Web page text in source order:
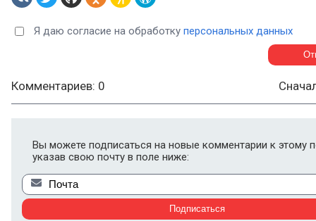
Я даю согласие на обработку персональных данных
Комментариев: 0
Вы можете подписаться на новые комментарии к этому
указав свою почту в поле ниже: